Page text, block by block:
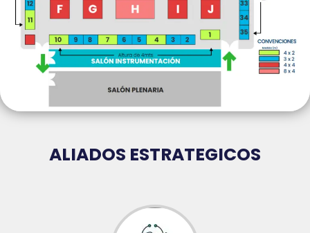
ALIADOS ESTRATEGICOS